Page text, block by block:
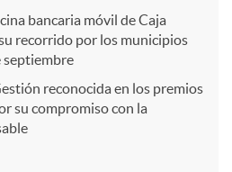
bancaria móvil de Caja
recorrido por los municipios
septiembre
reconocida en los premios
su compromiso con la